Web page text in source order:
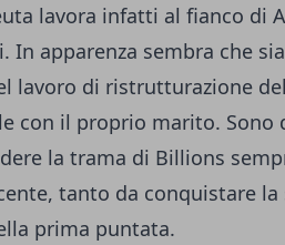
lavora infatti al fianco di
In apparenza sembra che
lavoro di ristrutturazione
con il proprio marito.
la trama di Billions
tanto da conquistare
prima puntata.